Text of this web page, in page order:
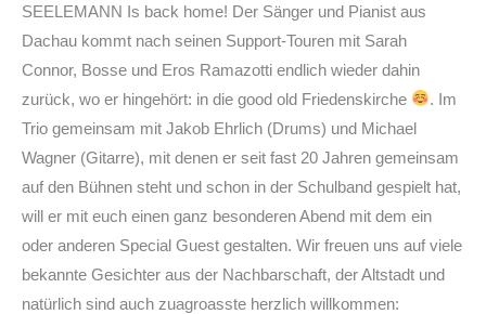
SEELEMANN Is back home! Der Sänger und Pianist aus
Dachau kommt nach seinen Support-Touren mit Sarah
Connor, Bosse und Eros Ramazotti endlich wieder dahin
zurück, wo er hingehört: in die good old Friedenskirche
. Im
Trio gemeinsam mit Jakob Ehrlich (Drums) und Michael
Wagner (Gitarre), mit denen er seit fast 20 Jahren gemeinsam
auf den Bühnen steht und schon in der Schulband gespielt hat,
will er mit euch einen ganz besonderen Abend mit dem ein
oder anderen Special Guest gestalten. Wir freuen uns auf viele
bekannte Gesichter aus der Nachbarschaft, der Altstadt und
natürlich sind auch zuagroasste herzlich willkommen: